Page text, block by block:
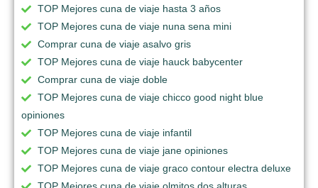
TOP Mejores cuna de viaje hasta 3 años
TOP Mejores cuna de viaje nuna sena mini
Comprar cuna de viaje asalvo gris
TOP Mejores cuna de viaje hauck babycenter
Comprar cuna de viaje doble
TOP Mejores cuna de viaje chicco good night blue
opiniones
TOP Mejores cuna de viaje infantil
TOP Mejores cuna de viaje jane opiniones
TOP Mejores cuna de viaje graco contour electra deluxe